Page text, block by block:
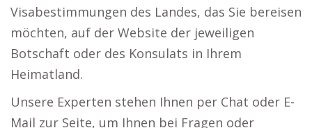
Visabestimmungen des Landes, das Sie bereisen
möchten, auf der Website der jeweiligen
Botschaft oder des Konsulats in Ihrem
Heimatland.
Unsere Experten stehen Ihnen per Chat oder E-
Mail zur Seite, um Ihnen bei Fragen oder